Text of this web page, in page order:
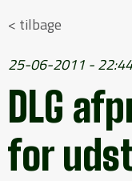
< tilbage
25-06-2011 - 22:44
DLG
for